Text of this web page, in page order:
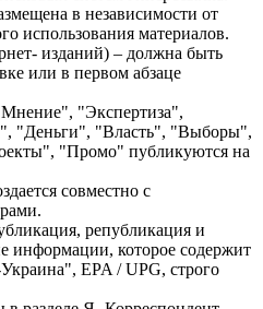
в независимости от
использования материалов.
изданий) – должна быть
или в первом абзаце
"Экспертиза",
"Деньги", "Власть", "Выборы",
"Промо" публикуются на
совместно с
републикация и
информации, которое содержит
EPA / UPG, строго